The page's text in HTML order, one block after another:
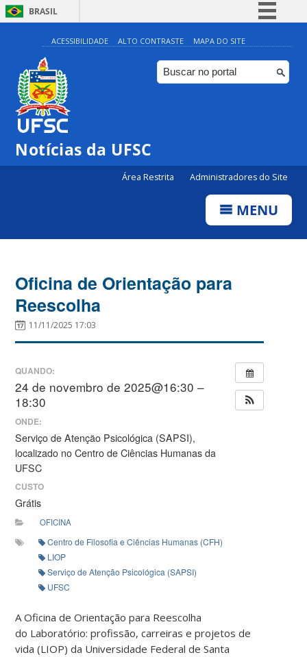
BRASIL
Simplifique!
Comunica BR
Participe
ACESSIBILIDADE ALTO CONTRASTE MAPA DO SITE
Notícias da UFSC
Área Restrita Administradores do Site
MENU
Oficina de Orientação para
Reescolha
11/11/2025 17:03
QUANDO:
24 de novembro de 2025@16:30 –
18:30
ONDE:
Serviço de Atenção Psicológica (SAPSI),
localizado no Centro de Ciências Humanas da
UFSC
CUSTO
Grátis
OFICINA
Centro de Filosofia e Ciências Humanas (CFH)
LIOP
Serviço de Atenção Psicológica (SAPSI)
UFSC
A Oficina de Orientação para Reescolha
do Laboratório: profissão, carreiras e projetos de
vida (LIOP) da Universidade Federal de Santa